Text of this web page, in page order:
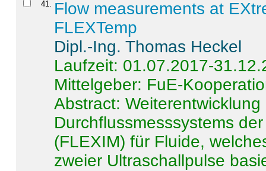
41. Flow measurements at
FLEXTemp
Dipl.-Ing. Thomas Heckel
Laufzeit: 01.07.2017-
Mittelgeber: FuE-
Abstract:
Durchflussmesssystems
(FLEXIM) für Fluide,
zweier Ultraschallpulse